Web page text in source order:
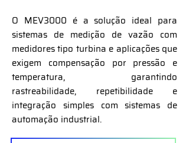
O MEV3000 é a solução ideal para
sistemas de medição de vazão com
medidores tipo turbina e aplicações que
exigem compensação por pressão e
temperatura, garantindo
rastreabilidade, repetibilidade e
integração simples com sistemas de
automação industrial.